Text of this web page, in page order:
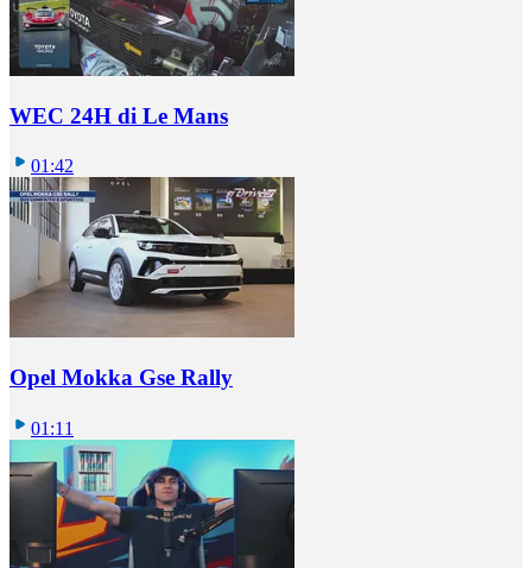
WEC 24H di Le Mans
01:42
Opel Mokka Gse Rally
01:11